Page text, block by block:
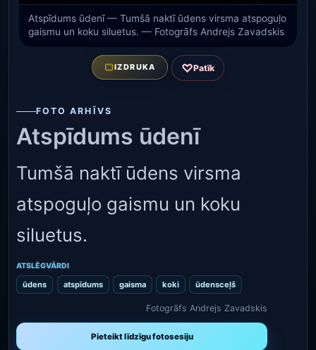
Atspīdums ūdenī — Tumšā naktī ūdens virsma atspoguļo
gaismu un koku siluetus. — Fotogrāfs Andrejs Zavadskis
IZDRUKA ♡Patīk
FOTO ARHĪVS
Atspīdums ūdenī
Tumšā naktī ūdens virsma
atspoguļo gaismu un koku
siluetus.
ATSLĒGVĀRDI
ūdens atspīdums gaisma koki ūdensceļš
Fotogrāfs Andrejs Zavadskis
Pieteikt līdzīgu fotosesiju